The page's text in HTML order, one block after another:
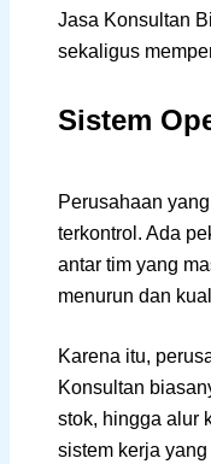
Jasa Konsultan
sekaligus
Sistem
Perusahaan
terkontrol. Ada
antar tim yang
menurun dan
Karena itu,
Konsultan
stok, hingga alur
sistem kerja